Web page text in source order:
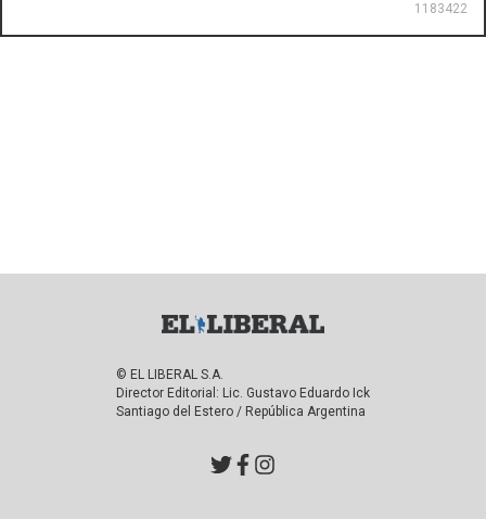
1183422
© EL LIBERAL S.A.
Director Editorial: Lic. Gustavo Eduardo Ick
Santiago del Estero / República Argentina